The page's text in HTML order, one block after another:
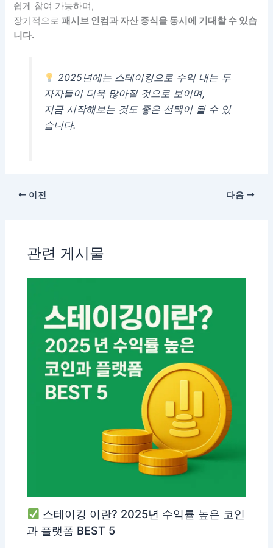
쉽게 참여 가능하며,
장기적으로패시브 인컴과 자산 증식을 동시에 기대할 수 있습
니다.
2025년에는 스테이킹으로 수익 내는 투
자자들이 더욱 많아질 것으로 보이며,
지금 시작해보는 것도 좋은 선택이 될 수 있
습니다.
이전 다음
관련 게시물
스테이킹 이란? 2025년 수익률 높은 코인
과 플랫폼 BEST 5